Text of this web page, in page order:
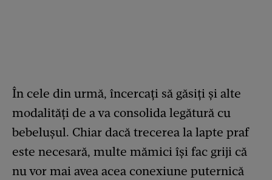
În cele din urmă, încercați să găsiți și alte
modalități de a va consolida legătură cu
bebelușul. Chiar dacă trecerea la lapte praf
este necesară, multe mămici își fac griji că
nu vor mai avea acea conexiune puternică